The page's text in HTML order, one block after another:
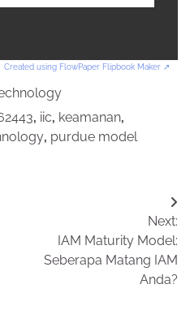
Created using FlowPaper Flipbook Maker ↗
, iic, keamanan,
, purdue model
Next:
IAM Maturity Model:
Seberapa Matang IAM
Anda?